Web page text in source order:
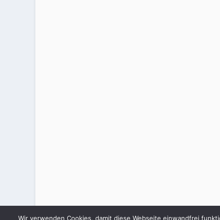
Wir verwenden Cookies, damit diese Webseite einwandfrei